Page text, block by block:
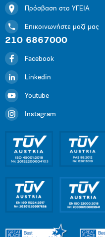
Πρόσβαση στο ΥΓΕΙΑ
Επικοινωνήστε μαζί μας
210 6867000
Facebook
Linkedin
Youtube
Instagram